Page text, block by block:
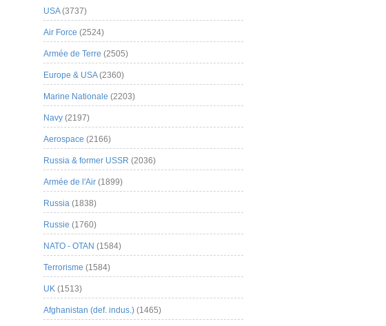
USA(3737)
Air Force (2524)
Armée de Terre (2505)
Europe & USA(2360)
Marine Nationale (2203)
Navy (2197)
Aerospace (2166)
Russia & former USSR (2036)
Armée de l'Air (1899)
Russia (1838)
Russie (1760)
NATO - OTAN (1584)
Terrorisme (1584)
UK (1513)
Afghanistan (def. indus.) (1465)